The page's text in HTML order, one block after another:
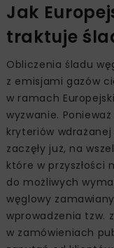
Jak
traktuje
Obliczenia śladu
z emisjami gazów
w ramach
wyzwanie.
kryteriów
zaczęły już, na
które w
do możliwych
węglowy
wprowadzenia tzw.
w zamówieniach